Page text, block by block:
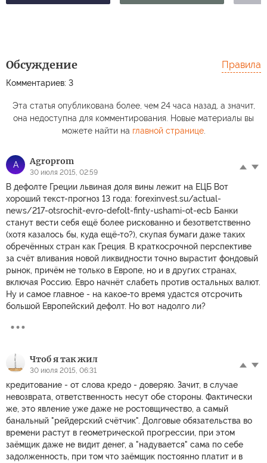
Обсуждение
Комментариев: 3
Правила
Эта статья опубликована более, чем 24 часа назад, а значит,
она недоступна для комментирования. Новые материалы вы
можете найти на главной странице.
A Agroprom
30 июля 2015, 02:59
В дефолте Греции львиная доля вины лежит на ЕЦБ Вот
хороший текст-прогноз 13 года: forexinvest.su/actual-
news/217-otsrochit-evro-defolt-finty-ushami-ot-ecb Банки
станут вести себя ещё более рискованно и безответственно
(хотя казалось бы, куда ещё-то?), скупая бумаги даже таких
обречённых стран как Греция. В краткосрочной перспективе
за счёт вливания новой ликвидности точно вырастит фондовый
рынок, причём не только в Европе, но и в других странах,
включая Россию. Евро начнёт слабеть против остальных валют.
Ну и самое главное - на какое-то время удастся отсрочить
большой Европейский дефолт. Но вот надолго ли?
Чтоб я так жил
30 июля 2015, 06:31
кредитование - от слова кредо - доверяю. Зачит, в случае
невозврата, ответственность несут обе стороны. Фактически
же, это явление уже даже не ростовщичество, а самый
банальный "рейдерский счётчик". Долговые обязательства во
времени растут в геометрической прогрессии, при этом
заёмщик даже не видит денег, а "надувается" сама по себе
задолженность, при том что заёмщик постоянно платит и в